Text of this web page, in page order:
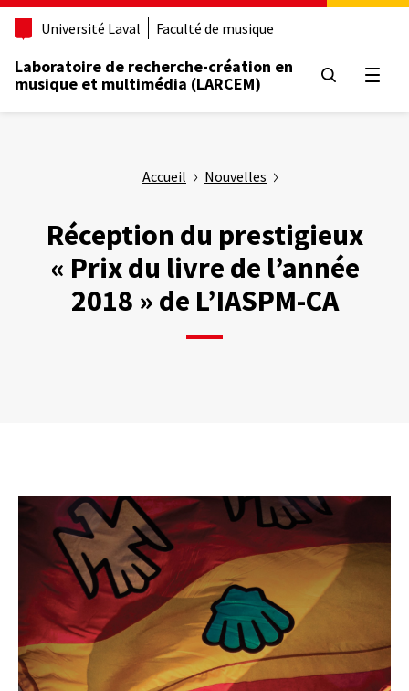
Aller
principal
Université Laval Faculté de musique
Laboratoire de recherche-création en
musique et multimédia (LARCEM)
Accueil Nouvelles
Réception du prestigieux
« Prix du livre de l’année
2018 » de L’IASPM-CA